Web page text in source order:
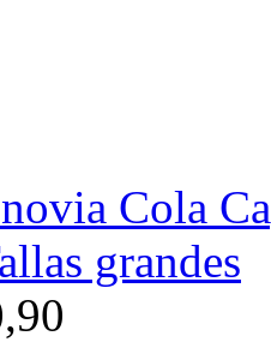
Cola
grandes